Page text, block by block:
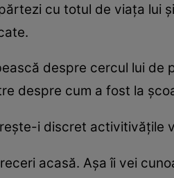
cu totul de viaţa lui
despre cercul lui de
despre cum a fost la
i discret activitivăţile
acasă. Aşa îi vei